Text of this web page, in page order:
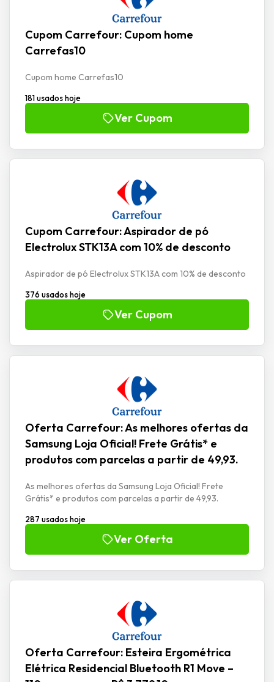
Cupom Carrefour: Cupom home
Carrefas10
Cupom home Carrefas10
181 usados hoje
Ver Cupom
Cupom Carrefour: Aspirador de pó
Electrolux STK13A com 10% de desconto
Aspirador de pó Electrolux STK13A com 10% de desconto
376 usados hoje
Ver Cupom
Oferta Carrefour: As melhores ofertas da
Samsung Loja Oficial! Frete Grátis* e
produtos com parcelas a partir de 49,93.
As melhores ofertas da Samsung Loja Oficial! Frete
Grátis* e produtos com parcelas a partir de 49,93.
287 usados hoje
Ver Oferta
Oferta Carrefour: Esteira Ergométrica
Elétrica Residencial Bluetooth R1 Move –